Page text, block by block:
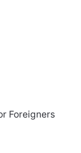
Foreigners